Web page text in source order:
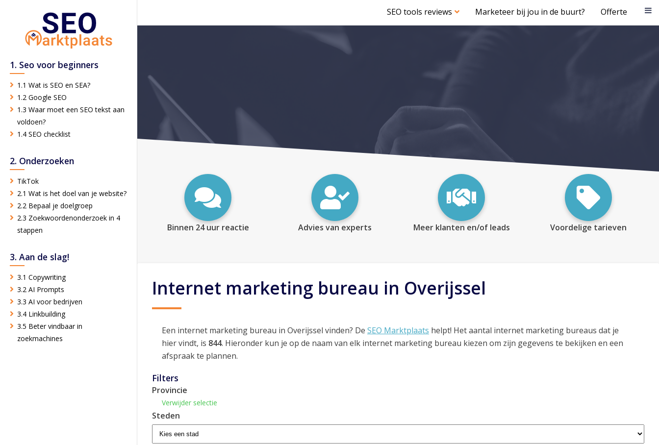
SEO tools reviews Marketeer bij jou in de buurt? Offerte
1. Seo voor beginners
1.1 Wat is SEO en SEA?
1.2 Google SEO
1.3 Waar moet een SEO tekst aan
voldoen?
1.4 SEO checklist
2. Onderzoeken
TikTok
2.1 Wat is het doel van je website?
2.2 Bepaal je doelgroep
2.3 Zoekwoordenonderzoek in 4
stappen
3. Aan de slag!
3.1 Copywriting
3.2 AI Prompts
3.3 AI voor bedrijven
3.4 Linkbuilding
3.5 Beter vindbaar in
zoekmachines
Binnen 24 uur reactie Advies van experts Meer klanten en/of leads Voordelige tarieven
Internet marketing bureau in Overijssel
Een internet marketing bureau in Overijssel vinden? De SEO Marktplaats helpt! Het aantal internet marketing bureaus dat je
hier vindt, is 844. Hieronder kun je op de naam van elk internet marketing bureau kiezen om zijn gegevens te bekijken en een
afspraak te plannen.
Filters
Provincie
Verwijder selectie
Steden